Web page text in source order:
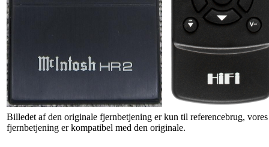
Billedet af den originale fjernbetjening er kun til referencebrug, vores
fjernbetjening er kompatibel med den originale.